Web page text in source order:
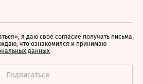
я даю свое согласие получать письма
что ознакомился и принимаю
данных